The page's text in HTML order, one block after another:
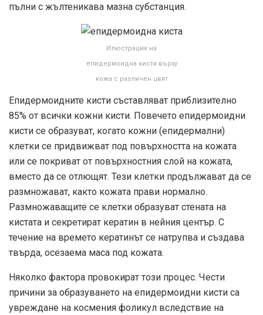
пълни с жълтеникава мазна субстанция.
Илюстрация на
епидермоидна киста върху
кожа с различен цвят
Епидермоидните кисти съставляват приблизително
85% от всички кожни кисти. Повечето епидермоидни
кисти се образуват, когато кожни (епидермални)
клетки се придвижват под повърхността на кожата
или се покриват от повърхностния слой на кожата,
вместо да се отлющят. Тези клетки продължават да се
размножават, както кожата прави нормално.
Размножаващите се клетки образуват стената на
кистата и секретират кератин в нейния център. С
течение на времето кератинът се натрупва и създава
твърда, осезаема маса под кожата.
Няколко фактора провокират този процес. Чести
причини за образуването на епидермоидни кисти са
увреждане на космения фоликул вследствие на